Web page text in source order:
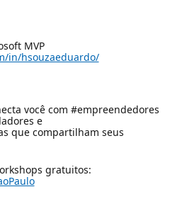
MVP
in/hsouzaeduardo/
você com #empreendedores
e
que compartilham seus
gratuitos: